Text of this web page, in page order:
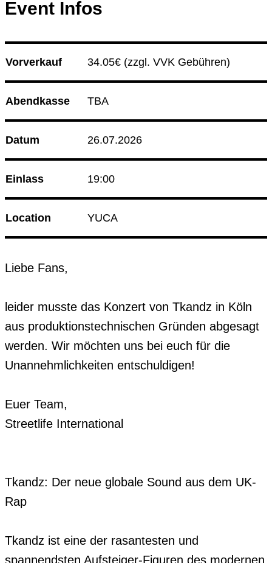
Event Infos
Vorverkauf 34.05€ (zzgl. VVK Gebühren)
Abendkasse TBA
Datum 26.07.2026
Einlass 19:00
Location YUCA
Liebe Fans,
leider musste das Konzert von Tkandz in Köln
aus produktionstechnischen Gründen abgesagt
werden. Wir möchten uns bei euch für die
Unannehmlichkeiten entschuldigen!
Euer Team,
Streetlife International
Tkandz: Der neue globale Sound aus dem UK-
Rap
Tkandz ist eine der rasantesten und
spannendsten Aufsteiger-Figuren des modernen
Culture Event
14.08.26 Korken & Klub - Afterwork
Club Bahnhof Ehrenfeld